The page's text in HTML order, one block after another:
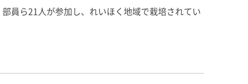
員ら21人が参加し、れいほく地域で栽培されてい